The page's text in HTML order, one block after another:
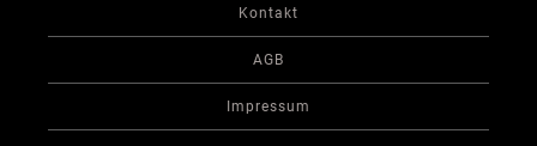
Kontakt
AGB
Impressum